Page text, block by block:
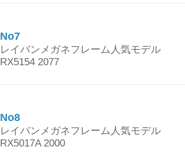
No7
レイバンメガネフレーム人気モデル
RX5154 2077
No8
レイバンメガネフレーム人気モデル
RX5017A 2000